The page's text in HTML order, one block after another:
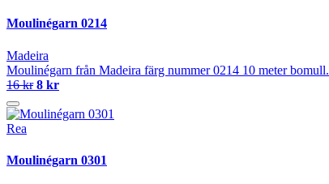
Moulinégarn 0214
Madeira
Moulinégarn från Madeira färg nummer 0214 10 meter bomull.
16 kr 8 kr
Rea
Moulinégarn 0301